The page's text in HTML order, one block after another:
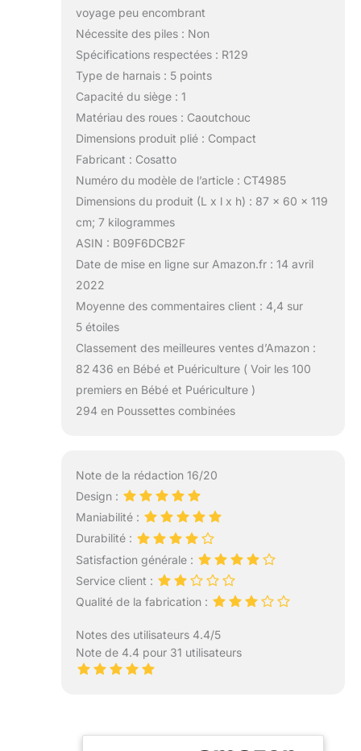
voyage peu encombrant
Nécessite des piles : Non
Spécifications respectées : R129
Type de harnais : 5 points
Capacité du siège : 1
Matériau des roues : Caoutchouc
Dimensions produit plié : Compact
Fabricant : Cosatto
Numéro du modèle de l’article : CT4985
Dimensions du produit (L x l x h) : 87 x 60 x 119
cm; 7 kilogrammes
ASIN : B09F6DCB2F
Date de mise en ligne sur Amazon.fr : 14 avril
2022
Moyenne des commentaires client : 4,4 sur
5 étoiles
Classement des meilleures ventes d’Amazon :
82 436 en Bébé et Puériculture ( Voir les 100
premiers en Bébé et Puériculture )
294 en Poussettes combinées
Note de la rédaction 16/20
Design :
Maniabilité :
Durabilité :
Satisfaction générale :
Service client :
Qualité de la fabrication :
Notes des utilisateurs 4.4/5
Note de 4.4 pour 31 utilisateurs